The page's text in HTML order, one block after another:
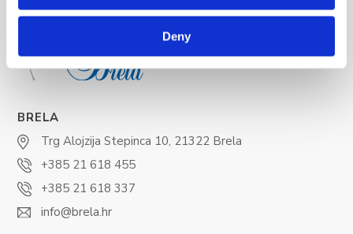
Deny
BRELA
Trg Alojzija Stepinca 10, 21322 Brela
+385 21 618 455
+385 21 618 337
info@brela.hr